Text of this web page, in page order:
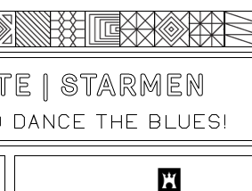
| STARMEN
DANCE THE BLUES!